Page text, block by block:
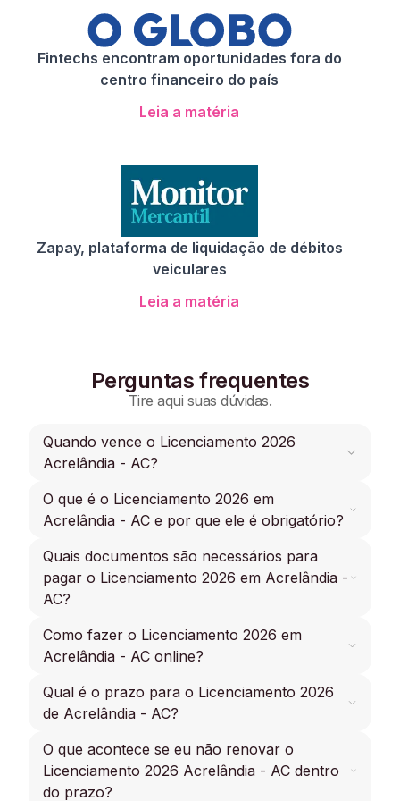
Fintechs encontram oportunidades fora do
centro financeiro do país
Leia a matéria
Zapay, plataforma de liquidação de débitos
veiculares
Leia a matéria
Perguntas frequentes
Tire aqui suas dúvidas.
Quando vence o Licenciamento 2026
Acrelândia - AC?
O próximo vencimento do licenciamento 2026
Acrelândia - AC é 31/08/2026 para placa final 8
O que é o Licenciamento 2026 em
Acrelândia - AC e por que ele é obrigatório?
O Licenciamento 2026 Acrelândia - AC é um
processo obrigatório para garantir que os
veículos estejam em condições de rodar pelas
Quais documentos são necessários para
pagar o Licenciamento 2026 em Acrelândia -
AC?
Para pagar o Licenciamento 2026 de Acrelândia
- AC, os documentos exigidos são a placa do
do proprietário, além de estar em dia com os
débitos.
Como fazer o Licenciamento 2026 em
Acrelândia - AC online?
Consulte sua placa online, liquide todos os seus
débitos e pague seu licenciamento 2026
Qual é o prazo para o Licenciamento 2026
de Acrelândia - AC?
Ainda não foi divulgado o calendário de
vencimento do licenciamento 2026 em
Acrelândia - AC, fique atento e faça uma
O que acontece se eu não renovar o
Licenciamento 2026 Acrelândia - AC dentro
do prazo?